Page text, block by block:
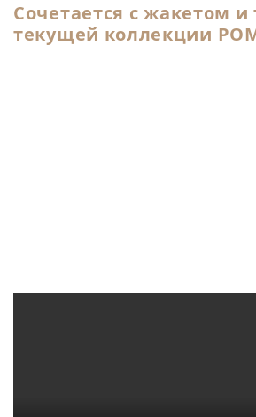
Сочетается сжакетом и
текущей коллекции